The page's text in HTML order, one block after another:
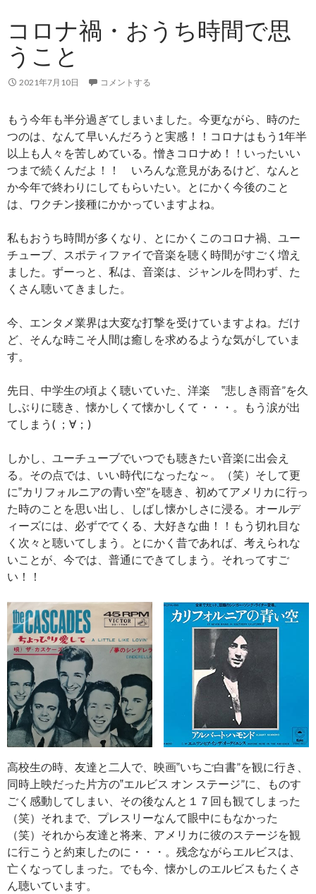
コロナ禍・おうち時間で思
うこと
2021年7月10日 コメントする
もう今年も半分過ぎてしまいました。今更ながら、時のた
つのは、なんて早いんだろうと実感！！コロナはもう1年半
以上も人々を苦しめている。憎きコロナめ！！いったいい
つまで続くんだよ！！ いろんな意見があるけど、なんと
か今年で終わりにしてもらいたい。とにかく今後のこと
は、ワクチン接種にかかっていますよね。
私もおうち時間が多くなり、とにかくこのコロナ禍、ユー
チューブ、スポティファイで音楽を聴く時間がすごく増え
ました。ずーっと、私は、音楽は、ジャンルを問わず、た
くさん聴いてきました。
今、エンタメ業界は大変な打撃を受けていますよね。だけ
ど、そんな時こそ人間は癒しを求めるような気がしていま
す。
先日、中学生の頃よく聴いていた、洋楽 ‟悲しき雨音”を久
しぶりに聴き、懐かしくて懐かしくて・・・。もう涙が出
てしまう( ；∀；)
しかし、ユーチューブでいつでも聴きたい音楽に出会え
る。その点では、いい時代になったな～。（笑）そして更
に‟カリフォルニアの青い空”を聴き、初めてアメリカに行っ
た時のことを思い出し、しばし懐かしさに浸る。オールデ
ィーズには、必ずでてくる、大好きな曲！！もう切れ目な
く次々と聴いてしまう。とにかく昔であれば、考えられな
いことが、今では、普通にできてしまう。それってすご
い！！
高校生の時、友達と二人で、映画‟いちご白書”を観に行き、
同時上映だった片方の‟エルビス オン ステージ”に、ものす
ごく感動してしまい、その後なんと１７回も観てしまった
（笑）それまで、プレスリーなんて眼中にもなかった
（笑）それから友達と将来、アメリカに彼のステージを観
に行こうと約束したのに・・・。残念ながらエルビスは、
亡くなってしまった。でも今、懐かしのエルビスもたくさ
ん聴いています。